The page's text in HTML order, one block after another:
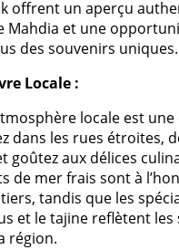
offrent un aperçu
Mahdia et une
des souvenirs uniques.
Locale :
locale est
dans les rues étroites,
goûtez aux délices
de mer frais sont à
tandis que les
et le tajine reflètent les
région.